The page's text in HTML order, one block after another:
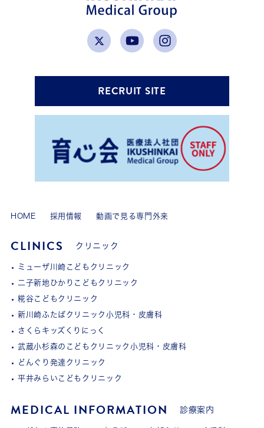
RECRUIT SITE
HOME 採用情報 動画で見る専門外来
CLINICS クリニック
ミューザ川崎こどもクリニック
二子新地ひかりこどもクリニック
糀谷こどもクリニック
新川崎ふたばクリニック小児科・皮膚科
さくらキッズくりにっく
武蔵小杉森のこどもクリニック小児科・皮膚科
どんぐり発達クリニック
平井みらいこどもクリニック
MEDICAL INFORMATION 診療案内